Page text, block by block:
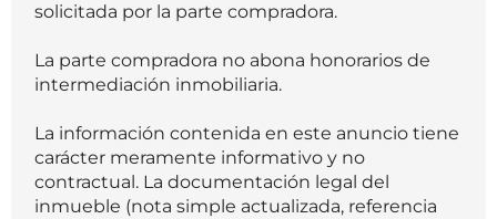
solicitada por la parte compradora.
La parte compradora no abona honorarios de
intermediación inmobiliaria.
La información contenida en este anuncio tiene
carácter meramente informativo y no
contractual. La documentación legal del
inmueble (nota simple actualizada, referencia